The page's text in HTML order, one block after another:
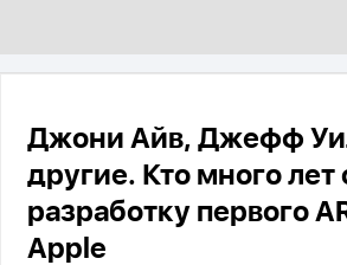
Джони Айв, Джефф
другие. Кто много лет
разработку первого
Apple